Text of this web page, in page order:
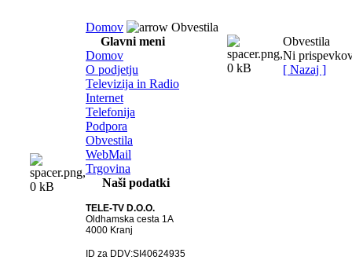
Domov
Obvestila
Glavni meni
Domov
O podjetju
Televizija in Radio
Internet
Telefonija
Podpora
Obvestila
WebMail
Trgovina
Naši podatki
TELE-TV D.O.O.
Oldhamska cesta 1A
4000 Kranj
ID za DDV:SI40624935
Obvestila
Ni
[ Nazaj ]